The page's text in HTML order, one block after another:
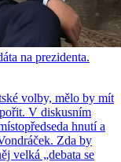
na prezidenta.
volby, mělo by mít
V diskusním
hnutí a
Zda by
velká „debata se